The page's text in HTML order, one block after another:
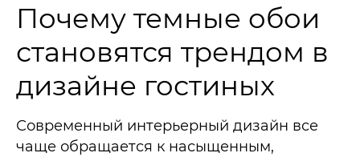
Почему темные обои
становятся трендом в
дизайне гостиных
Современный интерьерный дизайн все
чаще обращается к насыщенным,